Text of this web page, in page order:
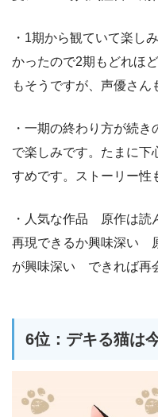
・1期から観ていて楽し
かったので2期もどれほ
もそうですが、声優さん
・一期の終わり方が続
で楽しみです。たまに下
すめです。ストーリー性
・人気な作品 原作は読
再現できるか興味深い
が興味深い できれば再
6位：デキる猫は